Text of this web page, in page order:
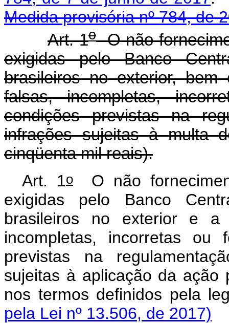
Medida provisória nº 784, de
Art. 1oO não-
exigidas pelo Banco
brasileiros no exterior,
falsas, incompletas,
condições previstas na
infrações sujeitas à multa
cinqüenta mil reais).
Art. 1o O não
exigidas pelo Banco
brasileiros no exterior e a
incompletas, incorretas
previstas na
sujeitas à aplicação da ação
nos termos definidos pela
pela Lei nº 13.506, de 2017)